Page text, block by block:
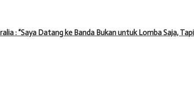
: “Saya Datang ke Banda Bukan untuk Lomba Saja,